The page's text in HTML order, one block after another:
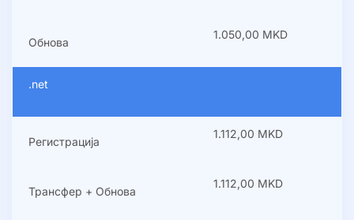
Обнова
1.050,00 MKD
.net
Регистрација
1.112,00 MKD
Трансфер + Обнова
1.112,00 MKD